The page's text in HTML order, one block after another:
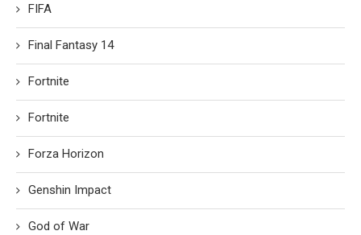
FIFA
Final Fantasy 14
Fortnite
Fortnite
Forza Horizon
Genshin Impact
God of War